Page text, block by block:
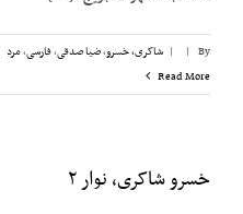
By
|
| شاکری، خسرو,ضیا صدقی,فارسی,مرد
Read More
خسرو شاکری، نوار ۲